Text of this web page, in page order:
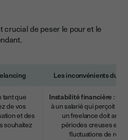
crucial de peser le pour et le
Les inconvénients du
tant que
de vos
et des
souhaitez
Instabilité financière:
à un salarié qui perçoit un
un freelance doit
périodes creuses et
fluctuations de